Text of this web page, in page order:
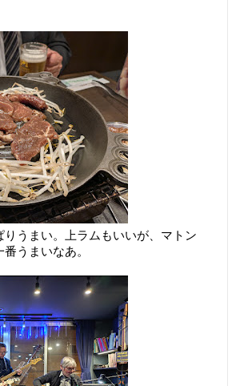
うまい。上ラムもいいが、マトン
うまいなあ。